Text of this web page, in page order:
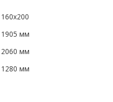
160х200
1905 мм
2060 мм
1280 мм